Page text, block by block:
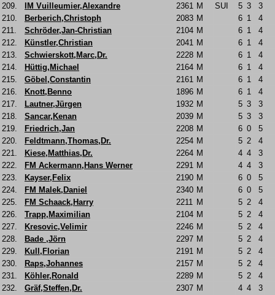
209.
IM Vuilleumier,Alexandre 2361 M SUI 5 3
3
210.
Berberich,Christoph 2083 M 6 1
4
211.
Schröder,Jan-Christian 2104 M 6 1
4
212.
Künstler,Christian 2041 M 6 1
4
213.
Schwierskott,Marc,Dr. 2228 M 6 1
4
214.
Hüttig,Michael 2164 M 6 1
4
215.
Göbel,Constantin 2161 M 6 1
4
216.
Knott,Benno 1896 M 6 1
4
217.
Lautner,Jürgen 1932 M 5 3
3
218.
Sancar,Kenan 2039 M 5 3
3
219.
Friedrich,Jan 2208 M 6 0
5
220.
Feldtmann,Thomas,Dr. 2254 M 5 2
4
221.
Kiese,Matthias,Dr. 2264 M 4 4
3
222.
FM Ackermann,Hans Werner 2291 M 4 4
3
223.
Kayser,Felix 2190 M 6 0
5
224.
FM Malek,Daniel 2340 M 6 0
5
225.
FM Schaack,Harry 2211 M 5 2
4
226.
Trapp,Maximilian 2104 M 5 2
4
227.
Kresovic,Velimir 2246 M 5 2
4
228.
Bade ,Jörn 2297 M 5 2
4
229.
Kull,Florian 2191 M 5 2
4
230.
Raps,Johannes 2157 M 5 2
4
231.
Köhler,Ronald 2289 M 5 2
4
232.
Gräf,Steffen,Dr. 2307 M 4 4
3